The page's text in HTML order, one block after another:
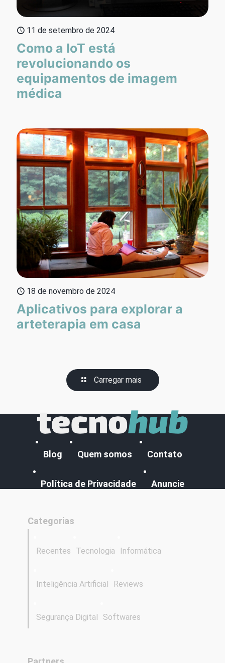
11 de setembro de 2024
Como a IoT está
revolucionando os
equipamentos de imagem
médica
18 de novembro de 2024
Aplicativos para explorar a
arteterapia em casa
Carregar mais
Blog Quem somos Contato
Política de Privacidade Anuncie
Categorias
Recentes Tecnologia Informática
Inteligência Artificial Reviews
Segurança Digital Softwares